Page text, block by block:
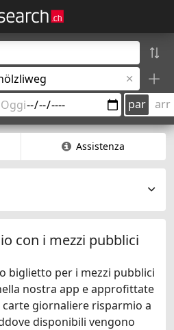
par arr
Assistenza
con i mezzi pubblici
biglietto per i mezzi pubblici
nostra app e approfittate
giornaliere risparmio a
disponibili vengono